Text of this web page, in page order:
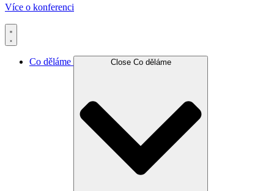
Více o konferenci
Co děláme Close Co děláme